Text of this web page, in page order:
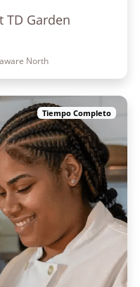
TD Garden
North
Tiempo Completo